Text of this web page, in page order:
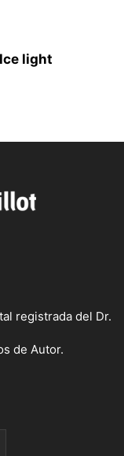
light
registrada del Dr.
de Autor.